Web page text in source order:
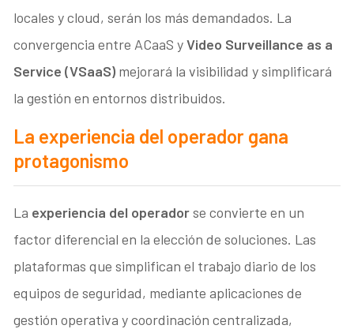
locales y cloud, serán los más demandados. La
convergencia entre ACaaS yVideo Surveillance as a
Service (VSaaS) mejorará la visibilidad y simplificará
la gestión en entornos distribuidos.
La experiencia del operador gana
protagonismo
La experiencia del operadorse convierte en un
factor diferencial en la elección de soluciones. Las
plataformas que simplifican el trabajo diario de los
equipos de seguridad, mediante aplicaciones de
gestión operativa y coordinación centralizada,